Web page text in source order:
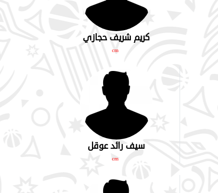
كريم شريف حجازي
cm
سيف رائد عوقل
cm